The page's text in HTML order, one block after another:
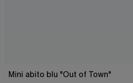
Mini abito blu "Out of Town"